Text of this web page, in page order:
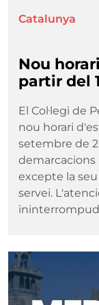
Catalunya
Nou
partir del
El Col·legi de
nou horari
setembre de
demarcacions
excepte la
servei.
Imatge